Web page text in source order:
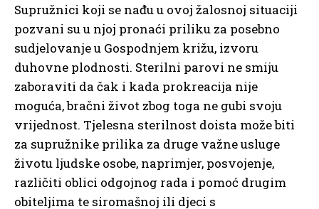
Supružnici koji se nađu u ovoj žalosnoj situaciji
pozvani su u njoj pronaći priliku za posebno
sudjelovanje u Gospodnjem križu, izvoru
duhovne plodnosti. Sterilni parovi ne smiju
zaboraviti da čak i kada prokreacija nije
moguća, bračni život zbog toga ne gubi svoju
vrijednost. Tjelesna sterilnost doista može biti
za supružnike prilika za druge važne usluge
životu ljudske osobe, naprimjer, posvojenje,
različiti oblici odgojnog rada i pomoć drugim
obiteljima te siromašnoj ili djeci s